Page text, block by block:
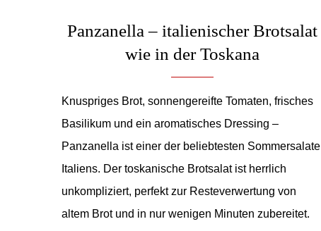
Panzanella – italienischer Brotsalat
wie in der Toskana
Knuspriges Brot, sonnengereifte Tomaten, frisches
Basilikum und ein aromatisches Dressing –
Panzanella ist einer der beliebtesten Sommersalate
Italiens. Der toskanische Brotsalat ist herrlich
unkompliziert, perfekt zur Resteverwertung von
altem Brot und in nur wenigen Minuten zubereitet.